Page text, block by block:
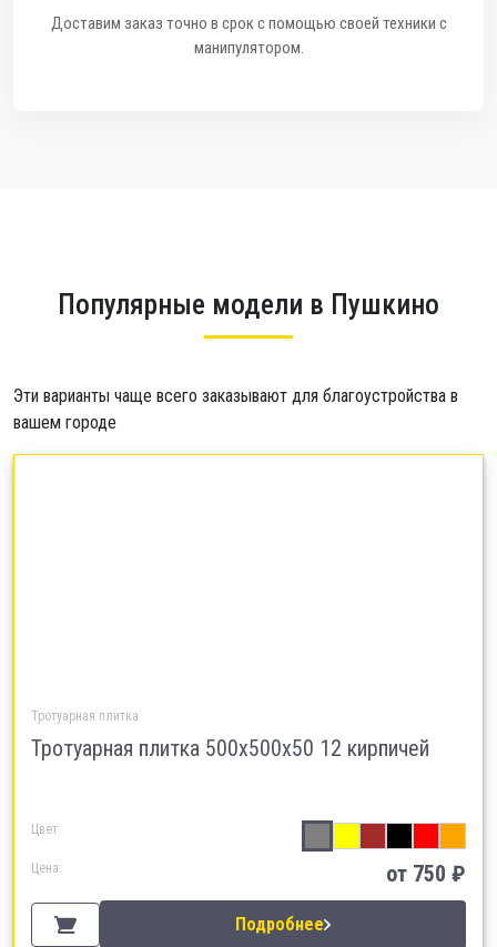
Доставим заказ точно в срок с помощью своей техники с
манипулятором.
Популярные модели в Пушкино
Эти варианты чаще всего заказывают для благоустройства в
вашем городе
Тротуарная плитка
Тротуарная плитка 500х500х50 12 кирпичей
Цвет:
Цена: от 750 ₽
Подробнее